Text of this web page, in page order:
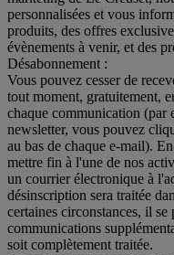
personnalisées et vous
produits, des offres
évènements à venir, et des
Désabonnement :
Vous pouvez cesser de
tout moment, gratuitement,
chaque communication (par
newsletter, vous pouvez
au bas de chaque e-mail).
mettre fin à l'une de nos
un courrier électronique à
désinscription sera traitée
certaines circonstances, il
communications
soit complètement traitée.